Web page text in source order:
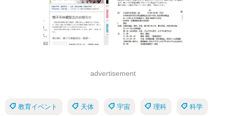
advertisement
教育イベント 天体 宇宙 理科 科学